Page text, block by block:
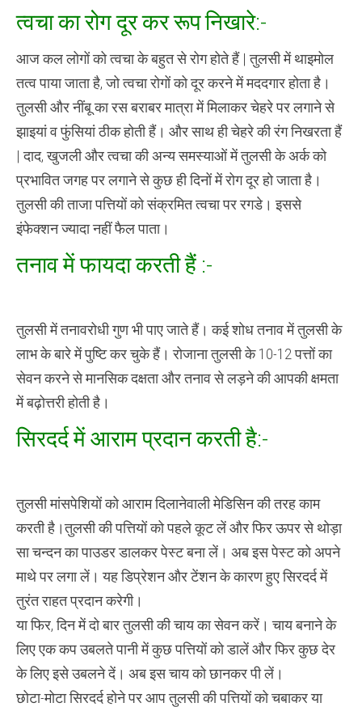
त्वचा का रोग दूर कर रूप निखारे:-
आज कल लोगों को त्वचा के बहुत से रोग होते हैं | तुलसी में थाइमोल
तत्व पाया जाता है, जो त्‍वचा रोगों को दूर करने में मददगार होता है।
तुलसी और नींबू का रस बराबर मात्रा में मिलाकर चेहरे पर लगाने से
झाइयां व फुंसियां ठीक होती हैं। और साथ ही चेहरे की रंग निखरता हैं
| दाद, खुजली और त्वचा की अन्य समस्याओं में तुलसी के अर्क को
प्रभावित जगह पर लगाने से कुछ ही दिनों में रोग दूर हो जाता है।
तुलसी की ताजा पत्तियों को संक्रमित त्वचा पर रगडे। इससे
इंफेक्शन ज्यादा नहीं फैल पाता।
तनाव में फायदा करती हैं :-
तुलसी में तनावरोधी गुण भी पाए जाते हैं। कई शोध तनाव में तुलसी के
लाभ के बारे में पुष्टि कर चुके हैं। रोजाना तुलसी के 10-12 पत्तों का
सेवन करने से मानसिक दक्षता और तनाव से लड़ने की आपकी क्षमता
में बढ़ोत्तरी होती है।
सिरदर्द में आराम प्रदान करती है:-
तुलसी मांसपेशियों को आराम दिलानेवाली मेडिसिन की तरह काम
करती है।तुलसी की पत्तियों को पहले कूट लें और फिर ऊपर से थोड़ा
सा चन्दन का पाउडर डालकर पेस्ट बना लें। अब इस पेस्ट को अपने
माथे पर लगा लें। यह डिप्रेशन और टेंशन के कारण हुए सिरदर्द में
तुरंत राहत प्रदान करेगी।
या फिर, दिन में दो बार तुलसी की चाय का सेवन करें। चाय बनाने के
लिए एक कप उबलते पानी में कुछ पत्तियों को डालें और फिर कुछ देर
के लिए इसे उबलने दें। अब इस चाय को छानकर पी लें।
छोटा-मोटा सिरदर्द होने पर आप तुलसी की पत्तियों को चबाकर या